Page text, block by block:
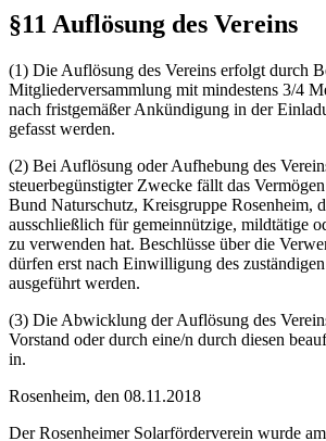
§11 Auflösung des Vereins
(1) Die Auflösung des Vereins erfolgt durch
Mitgliederversammlung mit mindestens 3/4
nach fristgemäßer Ankündigung in der
gefasst werden.
(2) Bei Auflösung oder Aufhebung des
steuerbegünstigter Zwecke fällt das
Bund Naturschutz, Kreisgruppe Rosenheim,
ausschließlich für gemeinnützige, mildtätige
zu verwenden hat. Beschlüsse über die
dürfen erst nach Einwilligung des
ausgeführt werden.
(3) Die Abwicklung der Auflösung des
Vorstand oder durch eine/n durch diesen
in.
Rosenheim, den 08.11.2018
Der Rosenheimer Solarförderverein wurde